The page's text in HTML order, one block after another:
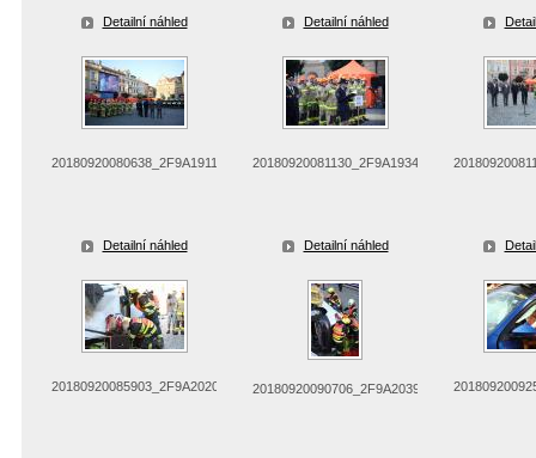
Detailní náhled Detailní náhled
20180920080638_2F9A1911
Detailní náhled
20180920081130_2F9A1934
Detailní náhled
20180920085903_2F9A2020 20180920090706_2F9A2039